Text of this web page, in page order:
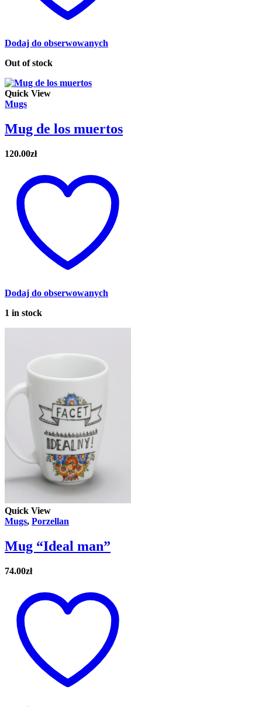
Dodaj do obserwowanych
Out of stock
Quick View
Mugs
Mug de los muertos
120.00zł
Dodaj do obserwowanych
1 in stock
Quick View
Mugs, Porzellan
Mug “Ideal man”
74.00zł